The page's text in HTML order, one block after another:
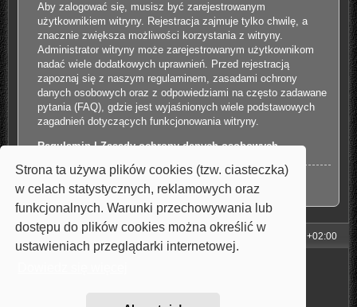
Strona ta używa plików cookies (tzw. ciasteczka)
w celach statystycznych, reklamowych oraz
funkcjonalnych. Warunki przechowywania lub
dostępu do plików cookies można określić w
ustawieniach przeglądarki internetowej.
Aby zalogować się, musisz być zarejestrowanym
użytkownikiem witryny. Rejestracja zajmuje tylko chwilę, a
znacznie zwiększa możliwości korzystania z witryny.
Administrator witryny może zarejestrowanym użytkownikom
nadać wiele dodatkowych uprawnień. Przed rejestracją
zapoznaj się z naszym regulaminem, zasadami ochrony
danych osobowych oraz z odpowiedziami na często zadawane
pytania (FAQ), gdzie jest wyjaśnionych wiele podstawowych
zagadnień dotyczących funkcjonowania witryny.
Regulamin|Zasady ochrony danych osobowych
Zarejestruj się
Strona główna UTC+02:00